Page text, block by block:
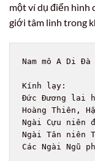
một ví dụ điển hình
giới tâm linh trong
Nam mô A Di
Kính lạy:
Đức Đương lai
Hoàng Thiên,
Ngài Cựu niên
Ngài Tân niên
Các Ngài Ngũ